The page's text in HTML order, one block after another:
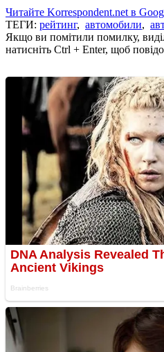
Читайте Korrespondent.net в
ТЕГИ: рейтинг, автомобили,
Якщо ви помітили помилку,
натисніть Ctrl + Enter, щоб